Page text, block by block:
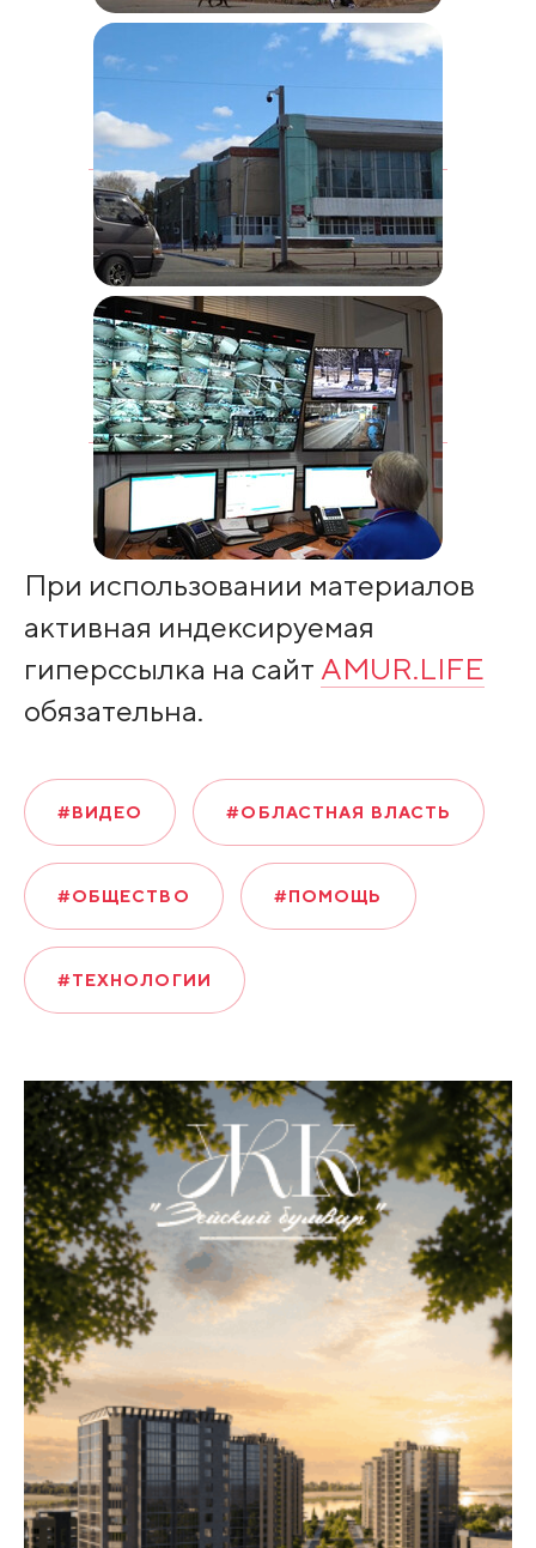
При использовании материалов
активная индексируемая
гиперссылка на сайт AMUR.LIFE
обязательна.
#ВИДЕО #ОБЛАСТНАЯ ВЛАСТЬ
#ОБЩЕСТВО #ПОМОЩЬ
#ТЕХНОЛОГИИ